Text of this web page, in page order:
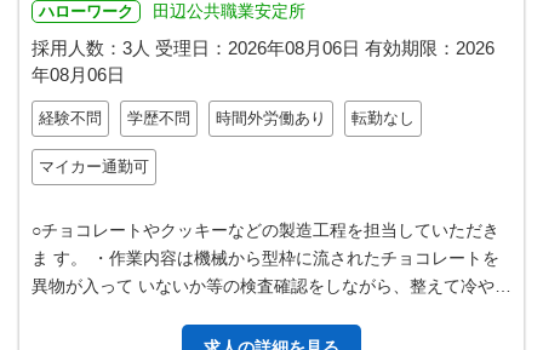
ハローワーク 田辺公共職業安定所
採用人数：3人 受理日： 2026年08月06日 有効期限： 2026
年08月06日
経験不問 学歴不問 時間外労働あり 転勤なし
マイカー通勤可
○チョコレートやクッキーなどの製造工程を担当していただき
ま す。 ・作業内容は機械から型枠に流されたチョコレートを
異物が入って いないか等の検査確認をしながら、整えて冷やし